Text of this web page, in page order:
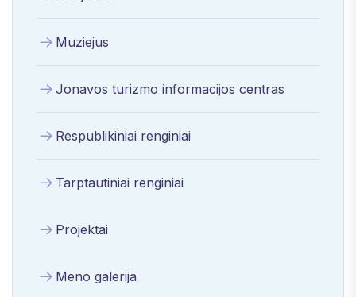
Muziejus
Jonavos turizmo informacijos centras
Respublikiniai renginiai
Tarptautiniai renginiai
Projektai
Meno galerija